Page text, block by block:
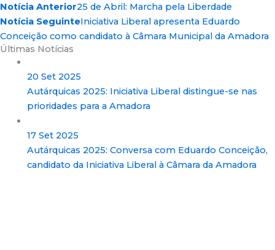
Notícia Anterior25 de Abril: Marcha pela Liberdade
Notícia SeguinteIniciativa Liberal apresenta Eduardo
Conceição como candidato à Câmara Municipal da Amadora
Últimas Notícias
20 Set 2025
Autárquicas 2025: Iniciativa Liberal distingue-se nas
prioridades para a Amadora
17 Set 2025
Autárquicas 2025: Conversa com Eduardo Conceição,
candidato da Iniciativa Liberal à Câmara da Amadora